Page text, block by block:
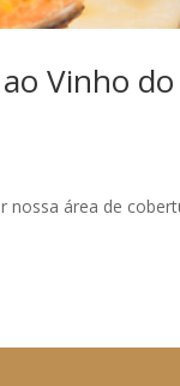
Vinho do
nossa área de